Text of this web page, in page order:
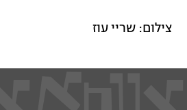
צילום: שריי עוז